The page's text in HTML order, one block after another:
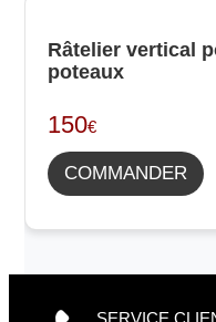
Râtelier vertical
poteaux
150€
COMMANDER
SERVICE